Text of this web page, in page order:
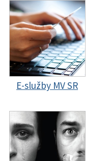
E-služby MV SR